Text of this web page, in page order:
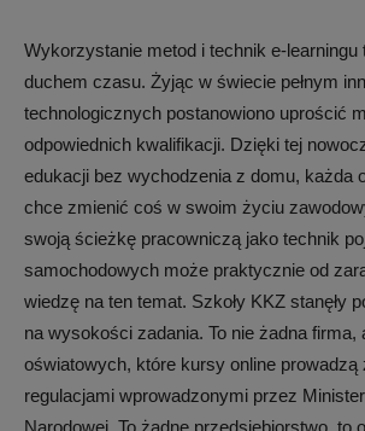
Wykorzystanie metod i technik e-learningu
duchem czasu. Żyjąc w świecie pełnym
technologicznych postanowiono uprościć
odpowiednich kwalifikacji. Dzięki tej
edukacji bez wychodzenia z domu, każda
chce zmienić coś w swoim życiu
swoją ścieżkę pracowniczą jako technik
samochodowych może praktycznie od
wiedzę na ten temat. Szkoły KKZ stanęły
na wysokości zadania. To nie żadna firma,
oświatowych, które kursy online prowadzą
regulacjami wprowadzonymi przez